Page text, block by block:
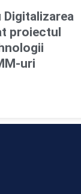
proiectul
uri